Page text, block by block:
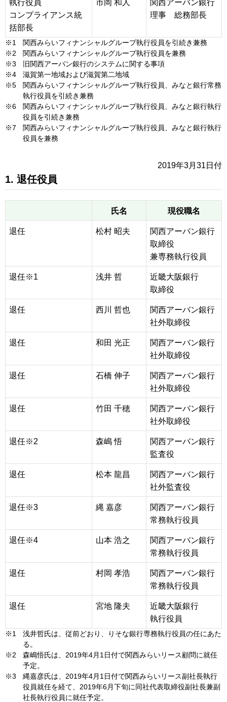
執行役員
コンプライアンス統
括部長
市岡 和人
関西アーバン銀行
理事 総務部長
※1
関西みらいフィナンシャルグループ執行役員を引続き兼務
※2
関西みらいフィナンシャルグループ執行役員を兼務
※3
旧関西アーバン銀行のシステムに関する事項
※4
滋賀第一地域および滋賀第二地域
※5
関西みらいフィナンシャルグループ執行役員、みなと銀行常務
執行役員を引続き兼務
※6
関西みらいフィナンシャルグループ執行役員、みなと銀行執行
役員を引続き兼務
※7
関西みらいフィナンシャルグループ執行役員、みなと銀行執行
役員を兼務
2019年3月31日付
1. 退任役員
氏名 現役職名
退任 松村 昭夫
関西アーバン銀行
取締役
兼専務執行役員
退任※1 浅井 哲
近畿大阪銀行
取締役
退任 西川 哲也
関西アーバン銀行
社外取締役
退任 和田 光正
関西アーバン銀行
社外取締役
退任 石橋 伸子
関西アーバン銀行
社外取締役
退任 竹田 千穂
関西アーバン銀行
社外取締役
退任※2 森嶋 悟
関西アーバン銀行
監査役
退任 松本 龍昌
関西アーバン銀行
社外監査役
退任※3 縄 嘉彦
関西アーバン銀行
常務執行役員
退任※4 山本 浩之
関西アーバン銀行
常務執行役員
退任 村岡 孝浩
関西アーバン銀行
常務執行役員
退任 宮地 隆夫
近畿大阪銀行
執行役員
※1
浅井哲氏は、従前どおり、りそな銀行専務執行役員の任にあた
る。
※2
森嶋悟氏は、2019年4月1日付で関西みらいリース顧問に就任
予定。
※3
縄嘉彦氏は、2019年4月1日付で関西みらいリース副社長執行
役員就任を経て、2019年6月下旬に同社代表取締役副社長兼副
社長執行役員に就任予定。